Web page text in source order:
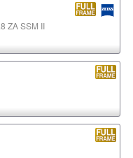
ZA SSM II